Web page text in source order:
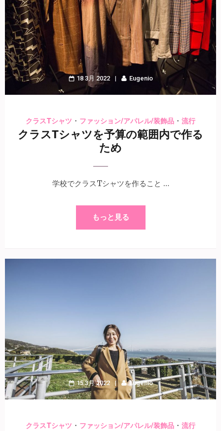
18 3月 2022 Eugenio
クラスTシャツ ・ ファッション/アパレル/装飾品 ・ 流行
クラスTシャツを予算の範囲内で作る
ため
学校でクラスTシャツを作ること …
もっと見る
15 3月 2022 Eugenio
クラスTシャツ ・ ファッション/アパレル/装飾品 ・ 流行